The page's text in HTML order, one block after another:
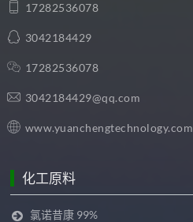
17282536078
3042184429
17282536078
3042184429@qq.com
www.yuanchengtechnology.com
化工原料
氯诺昔康 99%